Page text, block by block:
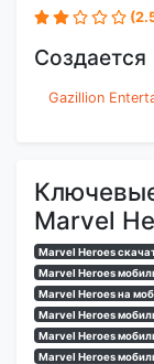
Создается
Gazillion
Marvel
Marvel Heroes
Marvel Heroes
Marvel Heroes на
Marvel Heroes
Marvel Heroes
Marvel Heroes